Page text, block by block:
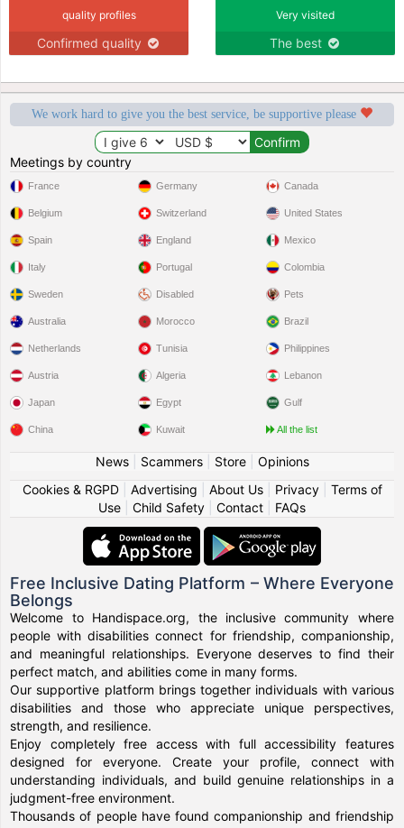
quality profiles
Confirmed quality
Very visited
The best
We work hard to give you the best service, be supportive please
Meetings by country
France
Belgium
Spain
Italy
Sweden
Germany
Switzerland
England
Portugal
Disabled
Canada
United States
Mexico
Colombia
Pets
Australia
Netherlands
Austria
Japan
China
Morocco
Tunisia
Algeria
Egypt
Kuwait
Brazil
Philippines
Lebanon
Gulf
All the list
News| Scammers| Store| Opinions
Cookies & RGPD| Advertising About Us| Privacy| Terms of
Use
Child Safety Contact FAQs
Free Inclusive Dating Platform – Where Everyone
Belongs
Welcome to Handispace.org, the inclusive community where
people with disabilities connect for friendship, companionship,
and meaningful relationships. Everyone deserves to find their
perfect match, and abilities come in many forms.
Our supportive platform brings together individuals with various
disabilities and those who appreciate unique perspectives,
strength, and resilience.
Enjoy completely free access with full accessibility features
designed for everyone. Create your profile, connect with
understanding individuals, and build genuine relationships in a
judgment-free environment.
Thousands of people have found companionship and friendship